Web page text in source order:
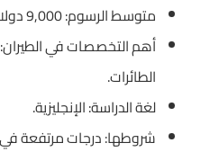
متوسط الرسوم: 9,000 دولار سنويًا.
أهم التخصصات في
الطائرات.
لغة الدراسة: الإنجليزية.
شروطها: درجات مرتفعة في